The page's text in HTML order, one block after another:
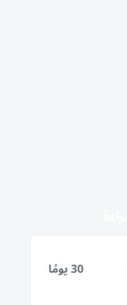
30 يومًا